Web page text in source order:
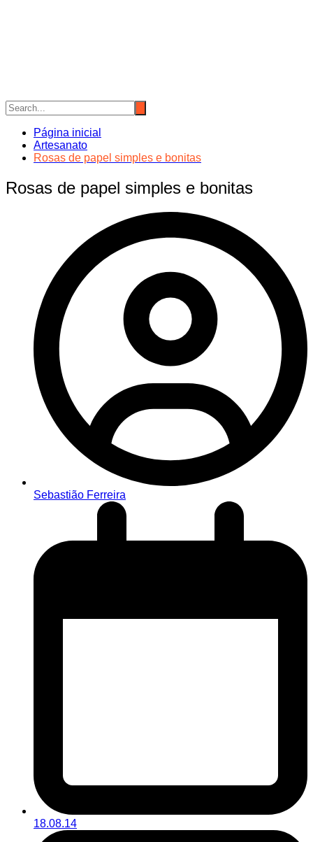
Página inicial
Artesanato
Rosas de papel simples e bonitas
Rosas de papel simples e bonitas
Sebastião Ferreira
18.08.14